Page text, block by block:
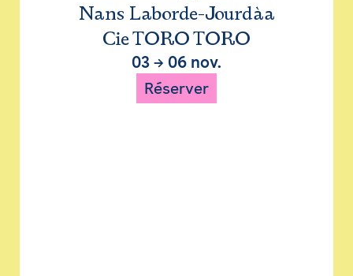
Nans Laborde-Jourdàa
Cie TORO TORO
03 → 06 nov.
Réserver